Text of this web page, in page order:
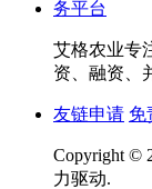
艾格农业专
资、融资、
友链申请 免
Copyright ©
力驱动.